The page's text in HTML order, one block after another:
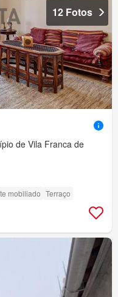
12 Fotos
de Vila Franca de
mobiliado Terraço